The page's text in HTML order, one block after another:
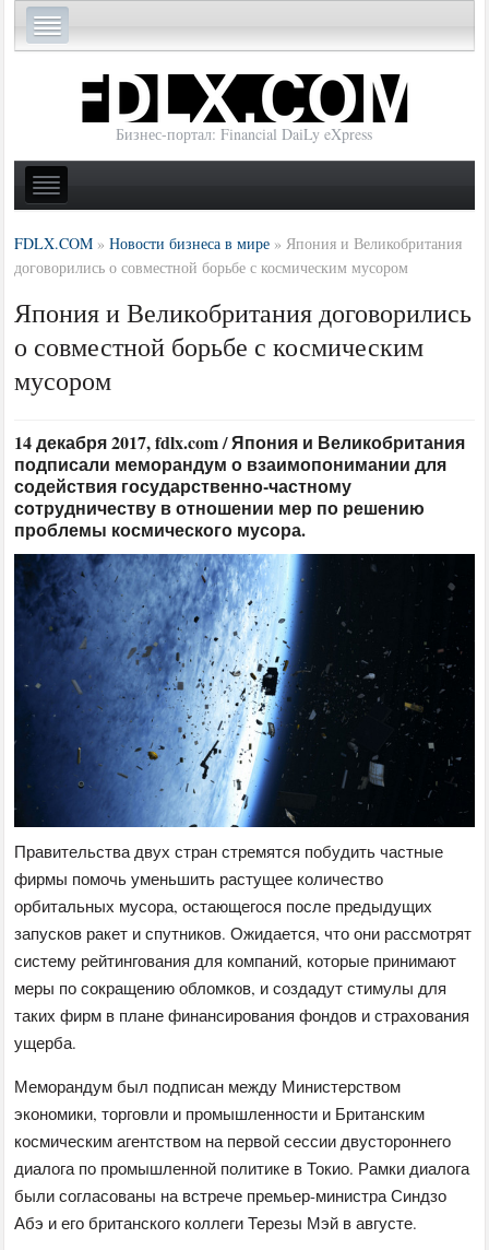
Бизнес-портал: Financial DaiLy eXpress
FDLX.COM »Новости бизнеса в мире » Япония и Великобритания
договорились о совместной борьбе с космическим мусором
Япония и Великобритания договорились
о совместной борьбе с космическим
мусором
14 декабря 2017, fdlx.com / Япония и Великобритания
подписали меморандум о взаимопонимании для
содействия государственно-частному
сотрудничеству в отношении мер по решению
проблемы космического мусора.
Правительства двух стран стремятся побудить частные
фирмы помочь уменьшить растущее количество
орбитальных мусора, остающегося после предыдущих
запусков ракет и спутников. Ожидается, что они рассмотрят
систему рейтингования для компаний, которые принимают
меры по сокращению обломков, и создадут стимулы для
таких фирм в плане финансирования фондов и страхования
ущерба.
Меморандум был подписан между Министерством
экономики, торговли и промышленности и Британским
космическим агентством на первой сессии двустороннего
диалога по промышленной политике в Токио. Рамки диалога
были согласованы на встрече премьер-министра Синдзо
Абэ и его британского коллеги Терезы Мэй в августе.